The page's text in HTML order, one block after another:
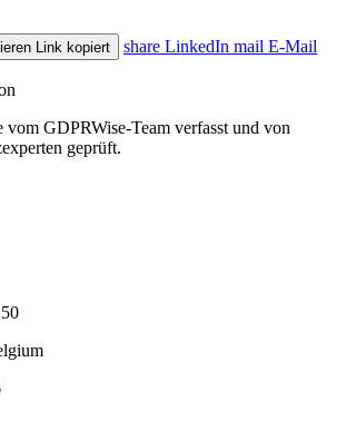
Link kopiert share LinkedIn mail E-Mail
GDPRWise-Team verfasst und von
geprüft.